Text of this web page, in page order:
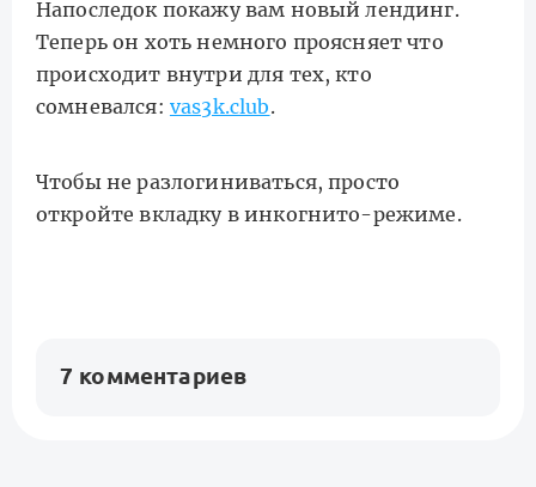
Напоследок покажу вам новый лендинг.
Теперь он хоть немного проясняет что
происходит внутри для тех, кто
сомневался: vas3k.club.
Чтобы не разлогиниваться, просто
откройте вкладку в инкогнито-режиме.
7 комментариев